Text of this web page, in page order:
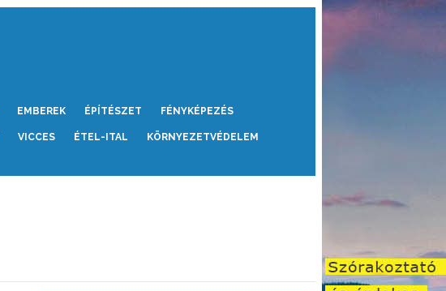
EMBEREK ÉPÍTÉSZET FÉNYKÉPEZÉS
VICCES ÉTEL-ITAL KÖRNYEZETVÉDELEM